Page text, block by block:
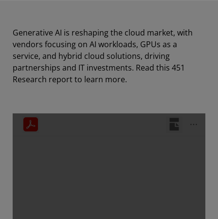
Generative AI is reshaping the cloud market, with
vendors focusing on AI workloads, GPUs as a
service, and hybrid cloud solutions, driving
partnerships and IT investments. Read this 451
Research report to learn more.